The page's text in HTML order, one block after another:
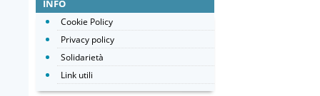
INFO
Cookie Policy
Privacy policy
Solidarietà
Link utili